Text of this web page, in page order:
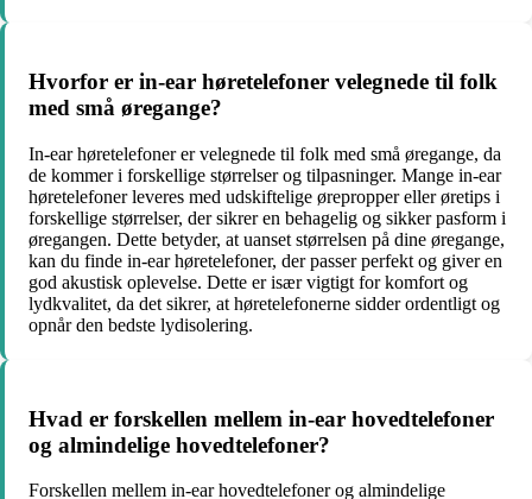
Hvorfor er in-ear høretelefoner velegnede til folk
med små øregange?
In-ear høretelefoner er velegnede til folk med små øregange, da
de kommer i forskellige størrelser og tilpasninger. Mange in-ear
høretelefoner leveres med udskiftelige ørepropper eller øretips i
forskellige størrelser, der sikrer en behagelig og sikker pasform i
øregangen. Dette betyder, at uanset størrelsen på dine øregange,
kan du finde in-ear høretelefoner, der passer perfekt og giver en
god akustisk oplevelse. Dette er især vigtigt for komfort og
lydkvalitet, da det sikrer, at høretelefonerne sidder ordentligt og
opnår den bedste lydisolering.
Hvad er forskellen mellem in-ear hovedtelefoner
og almindelige hovedtelefoner?
Forskellen mellem in-ear hovedtelefoner og almindelige